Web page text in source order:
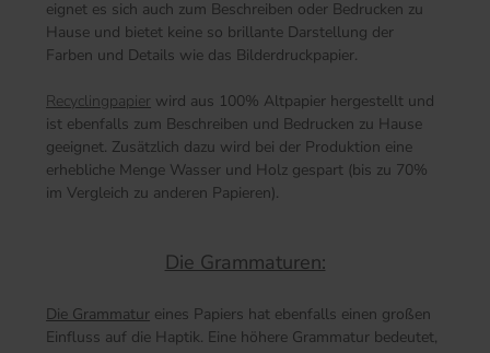
eignet es sich auch zum Beschreiben oder Bedrucken zu
Hause und bietet keine so brillante Darstellung der
Farben und Details wie das Bilderdruckpapier.
Recyclingpapier wird aus 100% Altpapier hergestellt und
ist ebenfalls zum Beschreiben und Bedrucken zu Hause
geeignet. Zusätzlich dazu wird bei der Produktion eine
erhebliche Menge Wasser und Holz gespart (bis zu 70%
im Vergleich zu anderen Papieren).
Die Grammaturen:
Die Grammatur eines Papiers hat ebenfalls einen großen
Einfluss auf die Haptik. Eine höhere Grammatur bedeutet,